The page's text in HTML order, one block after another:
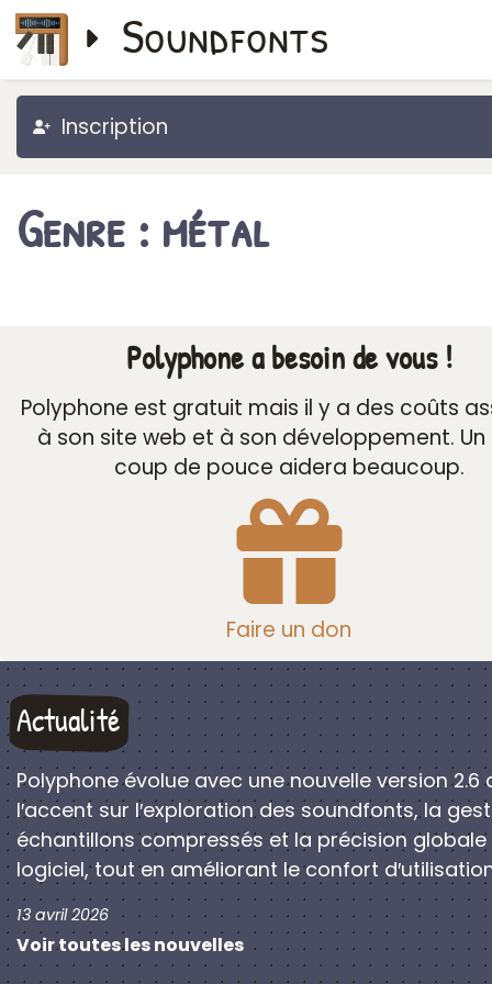
Soundfonts
Inscription
Genre : métal
Polyphone a besoin de vous !
Polyphone est gratuit mais il y a des coûts
à son site web et à son développement.
coup de pouce aidera beaucoup.
Faire un don
Actualité
Polyphone évolue avec une nouvelle version 2.6
l′accent sur l′exploration des soundfonts, la
échantillons compressés et la précision globale
logiciel, tout en améliorant le confort
13 avril 2026
Voir toutes les nouvelles